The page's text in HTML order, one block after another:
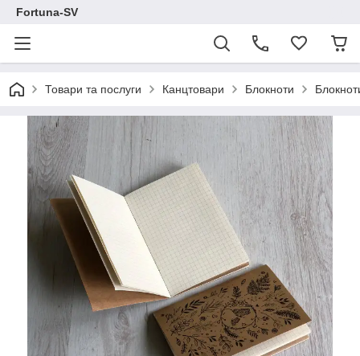
Fortuna-SV
Товари та послуги Канцтовари Блокноти